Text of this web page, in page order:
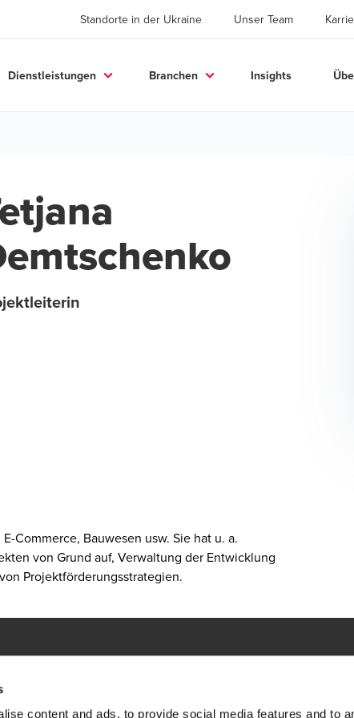
content and ads, to provide social media features and to
Standorte in der Ukraine Unser Team
Dienstleistungen Branchen Insights
Commerce, Bauwesen usw. Sie hat u. a.
von Grund auf, Verwaltung der Entwicklung
Projektförderungsstrategien.
in der Ukraine
Globale